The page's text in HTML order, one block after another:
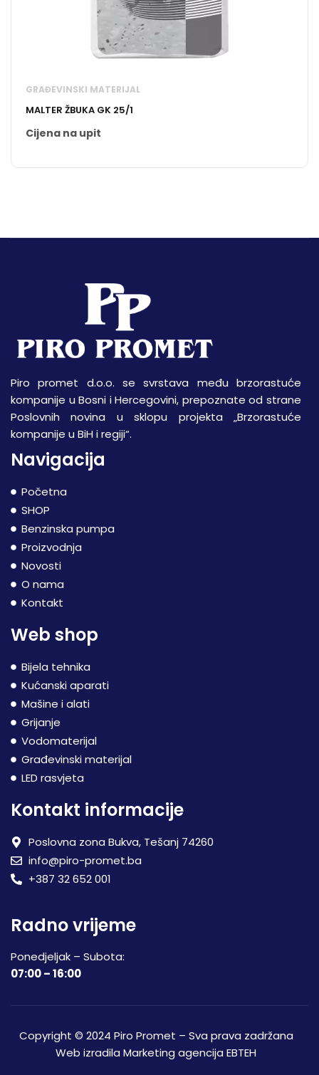
GRAĐEVINSKI MATERIJAL
MALTER ŽBUKA GK 25/1
Cijena na upit
Piro promet d.o.o. se svrstava među brzorastuće
kompanije u Bosni i Hercegovini, prepoznate od strane
Poslovnih novina u sklopu projekta „Brzorastuće
kompanije u BiH i regiji“.
Navigacija
Početna
SHOP
Benzinska pumpa
Proizvodnja
Novosti
O nama
Kontakt
Web shop
Bijela tehnika
Kućanski aparati
Mašine i alati
Grijanje
Vodomaterijal
Građevinski materijal
LED rasvjeta
Kontakt informacije
Poslovna zona Bukva, Tešanj 74260
info@piro-promet.ba
+387 32 652 001
Radno vrijeme
Ponedjeljak – Subota:
07:00 – 16:00
Copyright © 2024 Piro Promet – Sva prava zadržana
Web izradila Marketing agencija EBTEH